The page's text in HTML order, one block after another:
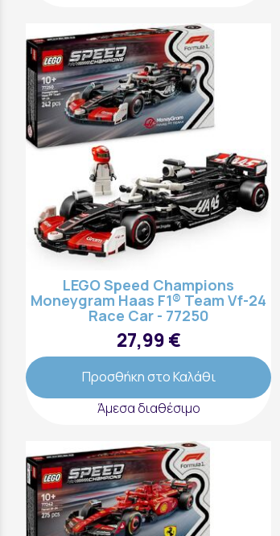
LEGO Speed Champions
Moneygram Haas F1® Team Vf-24
Race Car - 77250
27,99 €
Προσθήκη στο Καλάθι
Άμεσα διαθέσιμο
Επικοινωνήστε μαζί μας: